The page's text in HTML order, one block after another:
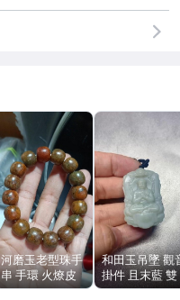
河磨玉老型珠手
串 手環 火燎皮
原皮原色 大孔道
和田玉吊墜 觀
掛件 且末藍 雙
面雕刻 30g 附